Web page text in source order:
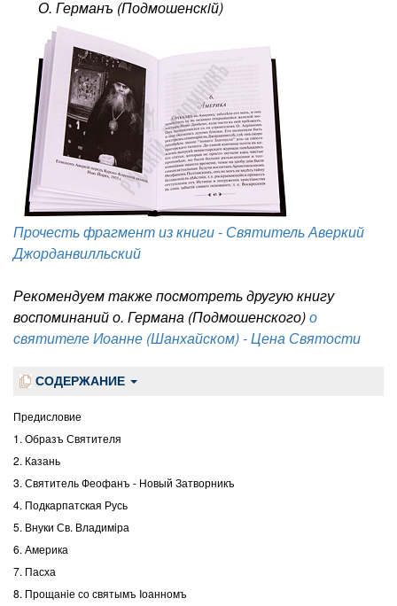
О. Германъ (Подмошенскiй)
Прочесть фрагмент из книги - Святитель Аверкий
Джорданвилльский
Рекомендуем также посмотреть другую книгу
воспоминаний о. Германа (Подмошенского)о
святителе Иоанне (Шанхайском) - Цена Святости
СОДЕРЖАНИЕ
Предисловие
1. Образъ Святителя
2. Казань
3. Святитель Феофанъ - Новый Затворникъ
4. Подкарпатская Русь
5. Внуки Св. Владимiра
6. Америка
7. Пасха
8. Прощанiе со святымъ Iоанномъ